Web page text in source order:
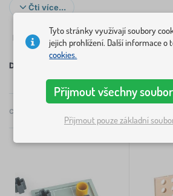
Hledáte puzzle nebo logické
celou kategoriiHry a hlavolamy,
neboMontessori pomůcky. Tipy na
předškoláky najdete v článku
Čti více...
Filtrování ✓skladem☆Novinka%
FILTROVÁNÍ ×
Dostupnost
129 Kč
Deskové hry
celkem
Tyto stránky využívají soubory
jejich prohlížení. Další informace o
cookies.
Přijmout všechny
Přijmout pouze základní